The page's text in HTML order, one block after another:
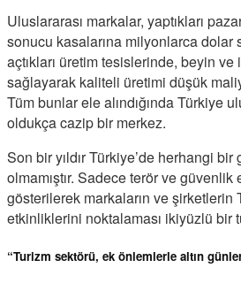
Uluslararası markalar, yaptıkları
sonucu kasalarına milyonlarca dolar
açtıkları üretim tesislerinde, beyin
sağlayarak kaliteli üretimi düşük
Tüm bunlar ele alındığında Türkiye
oldukça cazip bir merkez.
Son bir yıldır Türkiye’de herhangi bir
olmamıştır. Sadece terör ve
gösterilerek markaların ve şirketlerin
etkinliklerini noktalaması ikiyüzlü bir
“Turizm sektörü, ek önlemlerle altın